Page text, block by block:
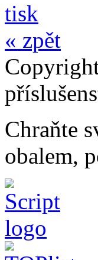
tisk
« zpět
Chraňte
obalem,